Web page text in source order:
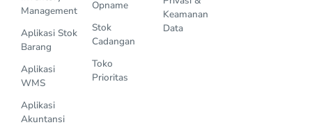
Management
Aplikasi Stok
Barang
Aplikasi
WMS
Aplikasi
Akuntansi
Opname
Stok
Cadangan
Toko
Prioritas
Keamanan
Data